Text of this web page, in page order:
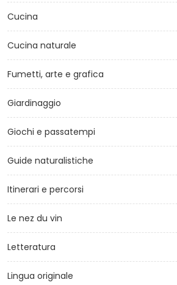
Cucina
Cucina naturale
Fumetti, arte e grafica
Giardinaggio
Giochi e passatempi
Guide naturalistiche
Itinerari e percorsi
Le nez du vin
Letteratura
Lingua originale